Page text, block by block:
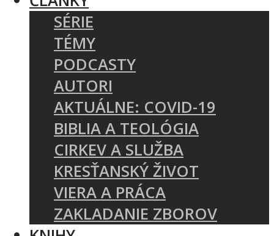
SÉRIE
TÉMY
PODCASTY
AUTORI
AKTUÁLNE: COVID-19
BIBLIA A TEOLÓGIA
CIRKEV A SLUŽBA
KRESŤANSKÝ ŽIVOT
VIERA A PRÁCA
ZAKLADANIE ZBOROV